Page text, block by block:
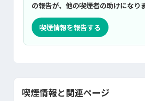
の報告が、他の喫煙者の助けになりま
喫煙情報を報告する
喫煙情報と関連ページ